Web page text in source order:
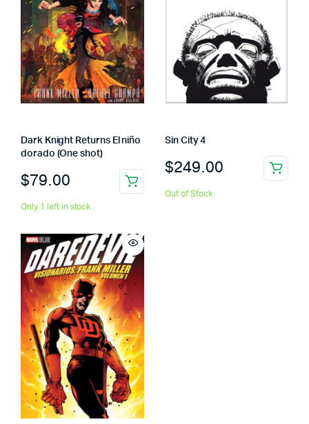
Dark Knight Returns El niño
dorado (One shot)
$79.00
Only 1 left in stock
Sin City 4
$249.00
Out of Stock